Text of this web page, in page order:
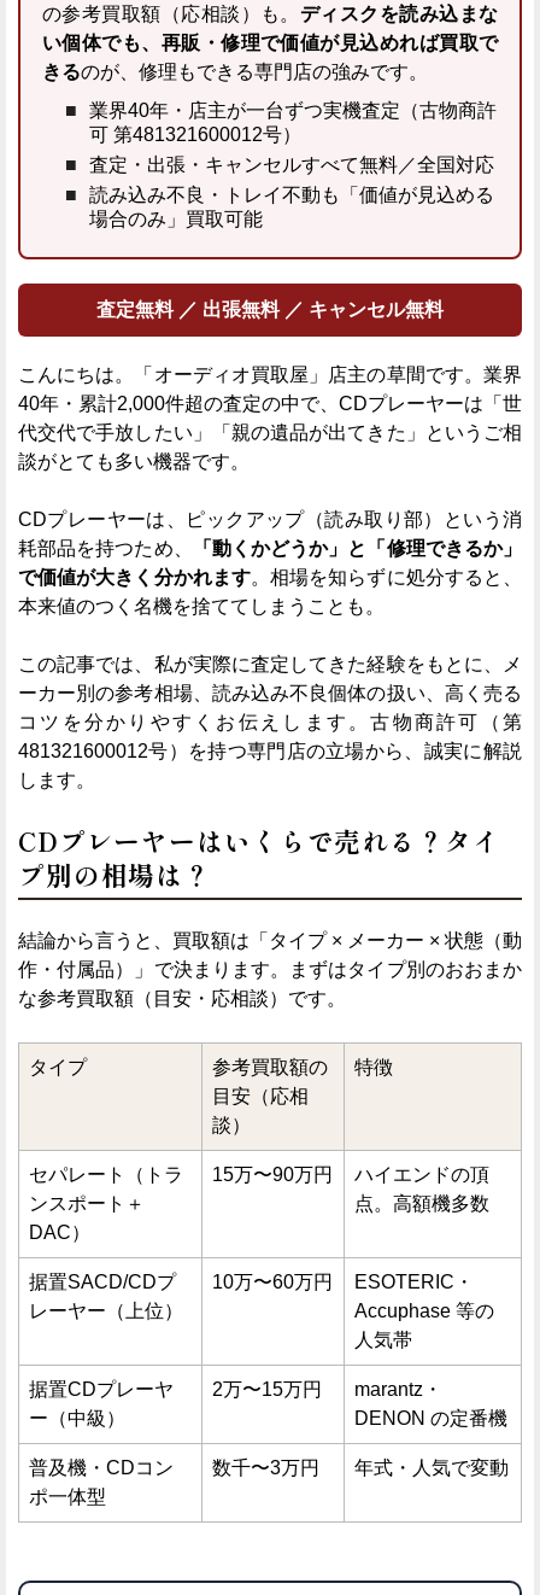
の参考買取額（応相談）も。 ディスクを読み込まな
い個体でも、再販・修理で価値が見込めれば買取で
きるのが、修理もできる専門店の強みです。
業界40年・店主が一台ずつ実機査定（古物商許
可 第481321600012号）
査定・出張・キャンセルすべて無料／全国対応
読み込み不良・トレイ不動も「価値が見込める
場合のみ」買取可能
査定無料 ／ 出張無料 ／ キャンセル無料
こんにちは。「オーディオ買取屋」店主の草間です。業界
40年・累計2,000件超の査定の中で、CDプレーヤーは「世
代交代で手放したい」「親の遺品が出てきた」というご相
談がとても多い機器です。
CDプレーヤーは、ピックアップ（読み取り部）という消
耗部品を持つため、
「動くかどうか」と「修理できるか」
で価値が大きく分かれます。相場を知らずに処分すると、
本来値のつく名機を捨ててしまうことも。
この記事では、私が実際に査定してきた経験をもとに、メ
ーカー別の参考相場、読み込み不良個体の扱い、高く売る
コツを分かりやすくお伝えします。古物商許可（第
481321600012号）を持つ専門店の立場から、誠実に解説
します。
CDプレーヤーはいくらで売れる？タイ
プ別の相場は？
結論から言うと、買取額は「タイプ × メーカー × 状態（動
作・付属品）」で決まります。まずはタイプ別のおおまか
な参考買取額（目安・応相談）です。
タイプ
参考買取額の
目安（応相
談）
特徴
セパレート（トラ
ンスポート＋
DAC）
15万〜90万円
ハイエンドの頂
点。高額機多数
据置SACD/CDプ
レーヤー（上位）
10万〜60万円
ESOTERIC・
Accuphase 等の
人気帯
据置CDプレーヤ
ー（中級）
2万〜15万円
marantz・
DENON の定番機
普及機・CDコン
ポ一体型
数千〜3万円 年式・人気で変動